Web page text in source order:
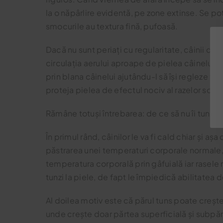
la o năpârlire evidentă, pe zone extinse. Se
smocurile au textura fină, pufoasă.
Dacă nu sunt periați cu regularitate, câinii cu
circulația aerului aproape de pielea câinelui.
prin blana câinelui ajutându-l să își regleze
proteja pielea de efectul nociv al razelor solare.
Rămâne totuși întrebarea: de ce să nu îi
În primul rând, câinilor le va fi cald chiar și
păstrarea unei temperaturi corporale
temperatura corporală prin gâfuială iar rasele
tunzi la piele, de fapt le împiedică abilitatea
Al doilea motiv este că părul tuns poate
unde crește doar părtea superficială și